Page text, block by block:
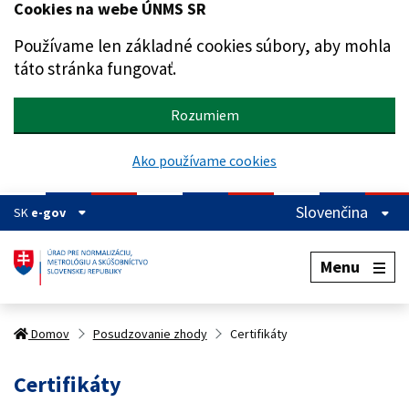
Preskočiť na hlavný obsah
Cookies na webe ÚNMS SR
Používame len základné cookies súbory, aby mohla
táto stránka fungovať.
Rozumiem
Ako používame cookies
SK e-gov Slovenčina
Menu
Domov Posudzovanie zhody Certifikáty
Certifikáty